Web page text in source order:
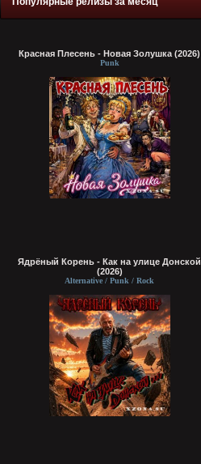
Красная Плесень - Новая Золушка (2026)
Punk
Ядрёный Корень - Как на улице Донской
(2026)
Alternative / Punk / Rock